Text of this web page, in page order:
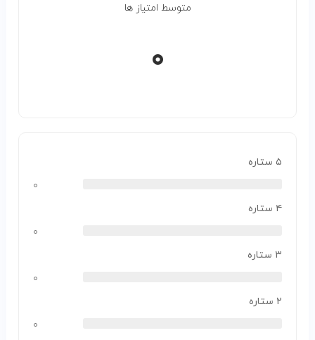
متوسط امتیاز ها
۰
۵ ستاره
۰
۴ ستاره
۰
۳ ستاره
۰
۲ ستاره
۰